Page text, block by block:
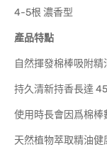
4-5根 濃香型
產品特點
自然揮發棉棒吸附精
持久清新持香長達
使用時長會因爲棉棒
天然植物萃取精油